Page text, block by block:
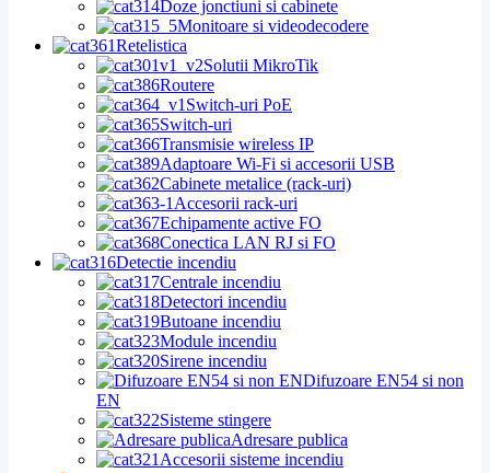
Doze jonctiuni si cabinete
Monitoare si videodecodere
Retelistica
Solutii MikroTik
Routere
Switch-uri PoE
Switch-uri
Transmisie wireless IP
Adaptoare Wi-Fi si accesorii USB
Cabinete metalice (rack-uri)
Accesorii rack-uri
Echipamente active FO
Conectica LAN RJ si FO
Detectie incendiu
Centrale incendiu
Detectori incendiu
Butoane incendiu
Module incendiu
Sirene incendiu
Difuzoare EN54 si non
EN
Sisteme stingere
Adresare publica
Accesorii sisteme incendiu